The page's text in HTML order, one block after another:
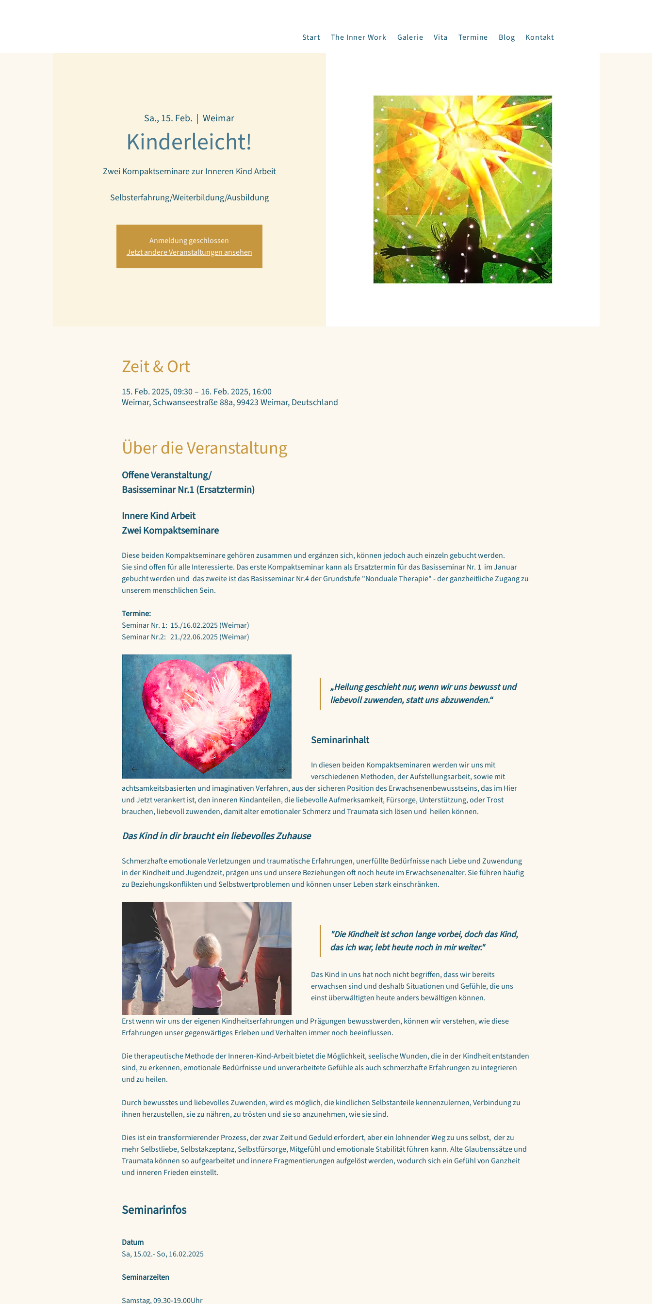
Start The Inner Work Galerie Vita Termine Blog Kontakt
Sa., 15. Feb.
  |
Weimar
Kinderleicht!
Zwei Kompaktseminare zur Inneren Kind Arbeit
Selbsterfahrung/Weiterbildung/Ausbildung
Anmeldung geschlossen
Jetzt andere Veranstaltungen ansehen
Zeit & Ort
15. Feb. 2025, 09:30 – 16. Feb. 2025, 16:00
Weimar, Schwanseestraße 88a, 99423 Weimar, Deutschland
Über die Veranstaltung
Offene Veranstaltung/
Basisseminar Nr.1 (Ersatztermin)
Innere Kind Arbeit
Zwei Kompaktseminare
Diese beiden Kompaktseminare gehören zusammen und ergänzen sich, können jedoch auch einzeln gebucht werden.
Sie sind offen für alle Interessierte. Das erste Kompaktseminar kann als Ersatztermin für das Basisseminar Nr. 1  im Januar
gebucht werden und  das zweite ist das Basisseminar Nr.4 der Grundstufe "Nonduale Therapie" - der ganzheitliche Zugang zu
unserem menschlichen Sein.
Termine:
Seminar Nr. 1:  15./16.02.2025 (Weimar)
Seminar Nr.2:   21./22.06.2025 (Weimar)
„Heilung geschieht nur, wenn wir uns bewusst und
liebevoll zuwenden, statt uns abzuwenden.“
Seminarinhalt
In diesen beiden Kompaktseminaren werden wir uns mit
verschiedenen Methoden, der Aufstellungsarbeit, sowie mit
achtsamkeitsbasierten und imaginativen Verfahren, aus der sicheren Position des Erwachsenenbewusstseins, das im Hier
und Jetzt verankert ist, den inneren Kindanteilen, die liebevolle Aufmerksamkeit, Fürsorge, Unterstützung, oder Trost
brauchen, liebevoll zuwenden, damit alter emotionaler Schmerz und Traumata sich lösen und  heilen können.
Das Kind in dir braucht ein liebevolles Zuhause
Schmerzhafte emotionale Verletzungen und traumatische Erfahrungen, unerfüllte Bedürfnisse nach Liebe und Zuwendung
in der Kindheit und Jugendzeit, prägen uns und unsere Beziehungen oft noch heute im Erwachsenenalter. Sie führen häufig
zu Beziehungskonflikten und Selbstwertproblemen und können unser Leben stark einschränken.
"Die Kindheit ist schon lange vorbei, doch das Kind,
das ich war, lebt heute noch in mir weiter."
Das Kind in uns hat noch nicht begriffen, dass wir bereits
erwachsen sind und deshalb Situationen und Gefühle, die uns
einst überwältigten heute anders bewältigen können.
Erst wenn wir uns der eigenen Kindheitserfahrungen und Prägungen bewusstwerden, können wir verstehen, wie diese
Erfahrungen unser gegenwärtiges Erleben und Verhalten immer noch beeinflussen.
Die therapeutische Methode der Inneren-Kind-Arbeit bietet die Möglichkeit, seelische Wunden, die in der Kindheit entstanden
sind, zu erkennen, emotionale Bedürfnisse und unverarbeitete Gefühle als auch schmerzhafte Erfahrungen zu integrieren
und zu heilen.
Durch bewusstes und liebevolles Zuwenden, wird es möglich, die kindlichen Selbstanteile kennenzulernen, Verbindung zu
ihnen herzustellen, sie zu nähren, zu trösten und sie so anzunehmen, wie sie sind.
Dies ist ein transformierender Prozess, der zwar Zeit und Geduld erfordert, aber ein lohnender Weg zu uns selbst,  der zu
mehr Selbstliebe, Selbstakzeptanz, Selbstfürsorge, Mitgefühl und emotionale Stabilität führen kann. Alte Glaubenssätze und
Traumata können so aufgearbeitet und innere Fragmentierungen aufgelöst werden, wodurch sich ein Gefühl von Ganzheit
und inneren Frieden einstellt.
Seminarinfos
Datum
Sa, 15.02.- So, 16.02.2025
Seminarzeiten
Samstag, 09.30-19.00Uhr